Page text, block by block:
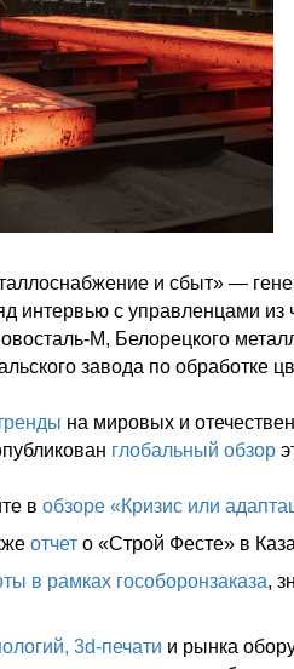
и сбыт» —
с управленцами из
М, Белорецкого
завода по обработке
на мировых и
глобальный обзор
в обзоре «Кризис или
отчет о «Строй Фесте» в
в рамках гособоронзаказа,
3d-печати и рынка